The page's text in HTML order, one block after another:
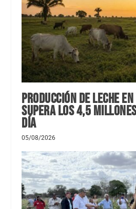
Producción de leche
supera los 4,5
día
05/08/2026